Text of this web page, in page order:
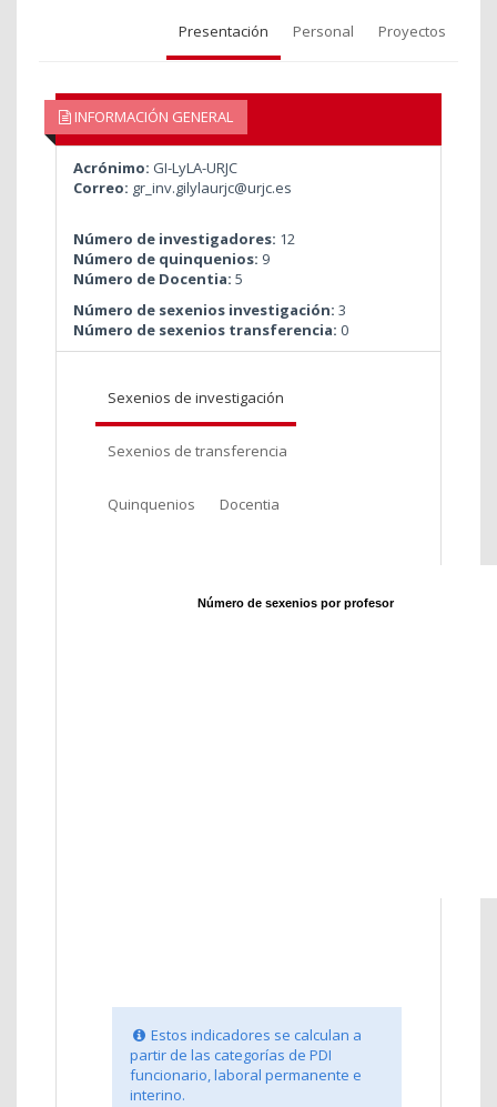
Presentación Personal Proyectos
INFORMACIÓN GENERAL
Acrónimo: GI-LyLA-URJC
Correo: gr_inv.gilylaurjc@urjc.es
Número de investigadores: 12
Número de quinquenios: 9
Número de Docentia: 5
Número de sexenios investigación: 3
Número de sexenios transferencia: 0
Sexenios de investigación
Sexenios de transferencia
Quinquenios Docentia
Número de sexenios por profesor
Estos indicadores se calculan a
partir de las categorías de PDI
funcionario, laboral permanente e
interino.